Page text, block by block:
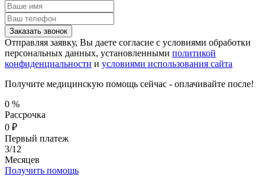
Заказать звонок
Отправляя заявку, Вы даете согласие с условиями обработки
персональных данных, установленными политикой
конфиденциальности и условиями использования сайта
Получите медицинскую помощь сейчас - оплачивайте после!
0 %
Рассрочка
0 ₽
Первый платеж
3/12
Месяцев
Получить помощь